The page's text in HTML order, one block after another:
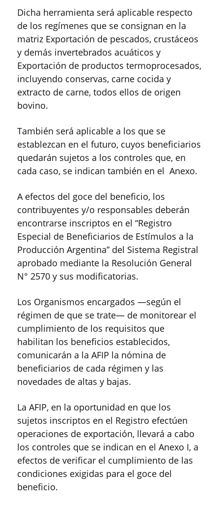
Dicha herramienta será aplicable respecto
de los regímenes que se consignan en la
matriz Exportación de pescados, crustáceos
y demás invertebrados acuáticos y
Exportación de productos termoprocesados,
incluyendo conservas, carne cocida y
extracto de carne, todos ellos de origen
bovino.
También será aplicable a los que se
establezcan en el futuro, cuyos beneficiarios
quedarán sujetos a los controles que, en
cada caso, se indican también en el Anexo.
A efectos del goce del beneficio, los
contribuyentes y/o responsables deberán
encontrarse inscriptos en el “Registro
Especial de Beneficiarios de Estímulos a la
Producción Argentina” del Sistema Registral
aprobado mediante la Resolución General
N° 2570 y sus modificatorias.
Los Organismos encargados —según el
régimen de que se trate— de monitorear el
cumplimiento de los requisitos que
habilitan los beneficios establecidos,
comunicarán a la AFIP la nómina de
beneficiarios de cada régimen y las
novedades de altas y bajas.
La AFIP, en la oportunidad en que los
sujetos inscriptos en el Registro efectúen
operaciones de exportación, llevará a cabo
los controles que se indican en el Anexo I, a
efectos de verificar el cumplimiento de las
condiciones exigidas para el goce del
beneficio.